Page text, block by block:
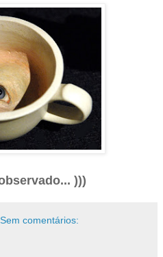
)))
Sem comentários: